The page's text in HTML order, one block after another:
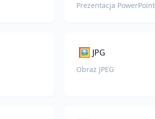
Prezentacja PowerPoint
🖼️ JPG
Obraz JPEG